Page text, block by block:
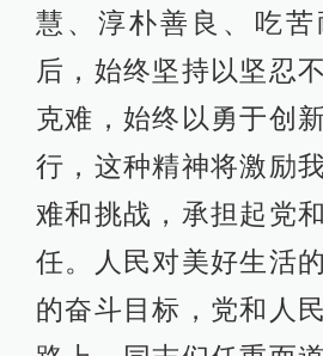
慧、淳朴善良、吃
后，始终坚持以坚忍
克难，始终以勇于创
行，这种精神将激励
难和挑战，承担起党
任。人民对美好生活
的奋斗目标，党和人